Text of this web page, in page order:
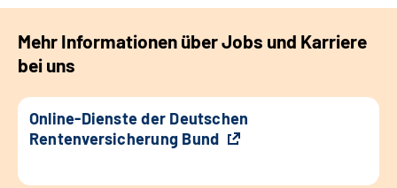
Mehr Informationen über Jobs und Karriere
bei uns
Online-Dienste der Deutschen
Rentenversicherung Bund